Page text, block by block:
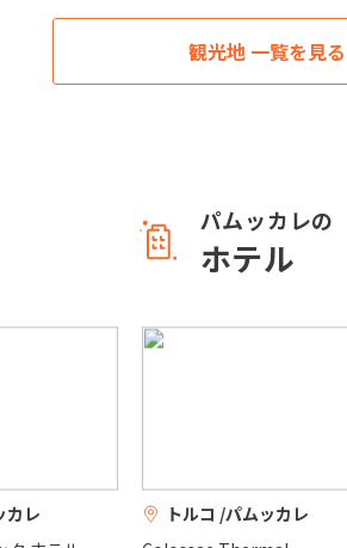
観光地 一覧を見る
パムッカレの
ホテル
カレ
トルコ /パムッカレ